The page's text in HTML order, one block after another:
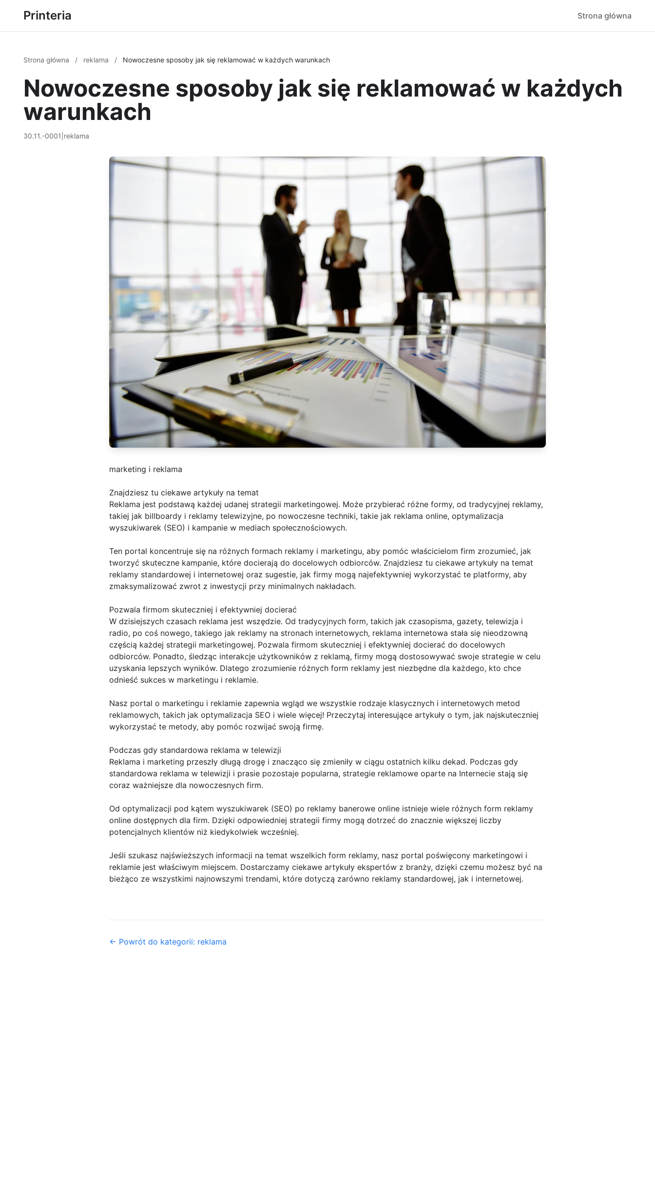
Printeria Strona główna
Strona główna / reklama / Nowoczesne sposoby jak się reklamować w każdych warunkach
Nowoczesne sposoby jak się reklamować w każdych
warunkach
30.11.-0001 reklama
marketing i reklama
Znajdziesz tu ciekawe artykuły na temat
Reklama jest podstawą każdej udanej strategii marketingowej. Może przybierać różne formy, od tradycyjnej reklamy,
takiej jak billboardy i reklamy telewizyjne, po nowoczesne techniki, takie jak reklama online, optymalizacja
wyszukiwarek (SEO) i kampanie w mediach społecznościowych.
Ten portal koncentruje się na różnych formach reklamy i marketingu, aby pomóc właścicielom firm zrozumieć, jak
tworzyć skuteczne kampanie, które docierają do docelowych odbiorców. Znajdziesz tu ciekawe artykuły na temat
reklamy standardowej i internetowej oraz sugestie, jak firmy mogą najefektywniej wykorzystać te platformy, aby
zmaksymalizować zwrot z inwestycji przy minimalnych nakładach.
Pozwala firmom skuteczniej i efektywniej docierać
W dzisiejszych czasach reklama jest wszędzie. Od tradycyjnych form, takich jak czasopisma, gazety, telewizja i
radio, po coś nowego, takiego jak reklamy na stronach internetowych, reklama internetowa stała się nieodzowną
częścią każdej strategii marketingowej. Pozwala firmom skuteczniej i efektywniej docierać do docelowych
odbiorców. Ponadto, śledząc interakcje użytkowników z reklamą, firmy mogą dostosowywać swoje strategie w celu
uzyskania lepszych wyników. Dlatego zrozumienie różnych form reklamy jest niezbędne dla każdego, kto chce
odnieść sukces w marketingu i reklamie.
Nasz portal o marketingu i reklamie zapewnia wgląd we wszystkie rodzaje klasycznych i internetowych metod
reklamowych, takich jak optymalizacja SEO i wiele więcej! Przeczytaj interesujące artykuły o tym, jak najskuteczniej
wykorzystać te metody, aby pomóc rozwijać swoją firmę.
Podczas gdy standardowa reklama w telewizji
Reklama i marketing przeszły długą drogę i znacząco się zmieniły w ciągu ostatnich kilku dekad. Podczas gdy
standardowa reklama w telewizji i prasie pozostaje popularna, strategie reklamowe oparte na Internecie stają się
coraz ważniejsze dla nowoczesnych firm.
Od optymalizacji pod kątem wyszukiwarek (SEO) po reklamy banerowe online istnieje wiele różnych form reklamy
online dostępnych dla firm. Dzięki odpowiedniej strategii firmy mogą dotrzeć do znacznie większej liczby
potencjalnych klientów niż kiedykolwiek wcześniej.
Jeśli szukasz najświeższych informacji na temat wszelkich form reklamy, nasz portal poświęcony marketingowi i
reklamie jest właściwym miejscem. Dostarczamy ciekawe artykuły ekspertów z branży, dzięki czemu możesz być na
bieżąco ze wszystkimi najnowszymi trendami, które dotyczą zarówno reklamy standardowej, jak i internetowej.
← Powrót do kategorii: reklama